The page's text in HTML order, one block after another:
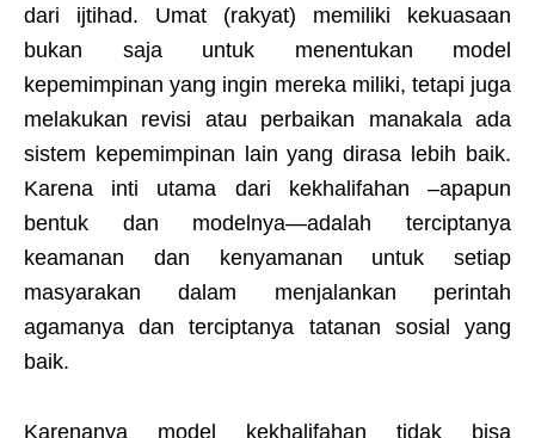
dari ijtihad. Umat (rakyat) memiliki kekuasaan
bukan saja untuk menentukan model
kepemimpinan yang ingin mereka miliki, tetapi juga
melakukan revisi atau perbaikan manakala ada
sistem kepemimpinan lain yang dirasa lebih baik.
Karena inti utama dari kekhalifahan –apapun
bentuk dan modelnya—adalah terciptanya
keamanan dan kenyamanan untuk setiap
masyarakan dalam menjalankan perintah
agamanya dan terciptanya tatanan sosial yang
baik.
Karenanya model kekhalifahan tidak bisa